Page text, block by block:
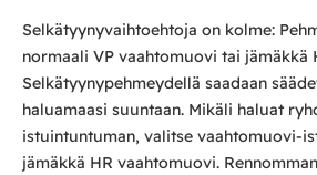
Selkätyynyvaihtoehtoja on kolme:
normaali VP vaahtomuovi tai jämäkkä
Selkätyynypehmeydellä saadaan
haluamaasi suuntaan. Mikäli haluat
istuintuntuman, valitse vaahtomuovi-
jämäkkä HR vaahtomuovi.